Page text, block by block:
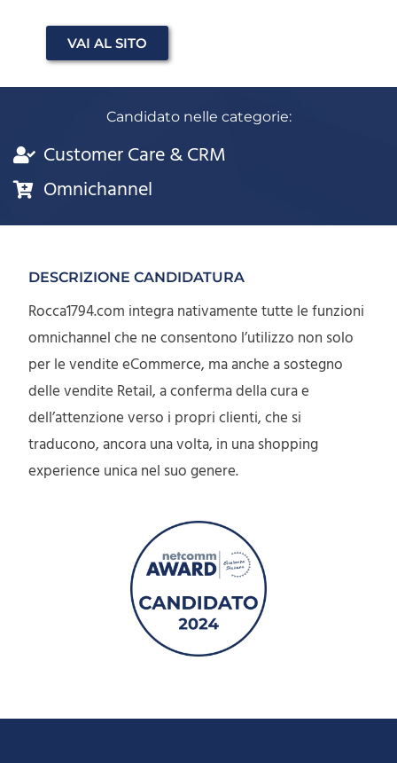
VAI AL SITO
Candidato nelle categorie:
Customer Care & CRM
Omnichannel
DESCRIZIONE CANDIDATURA
Rocca1794.com integra nativamente tutte le funzioni
omnichannel che ne consentono l’utilizzo non solo
per le vendite eCommerce, ma anche a sostegno
delle vendite Retail, a conferma della cura e
dell’attenzione verso i propri clienti, che si
traducono, ancora una volta, in una shopping
experience unica nel suo genere.